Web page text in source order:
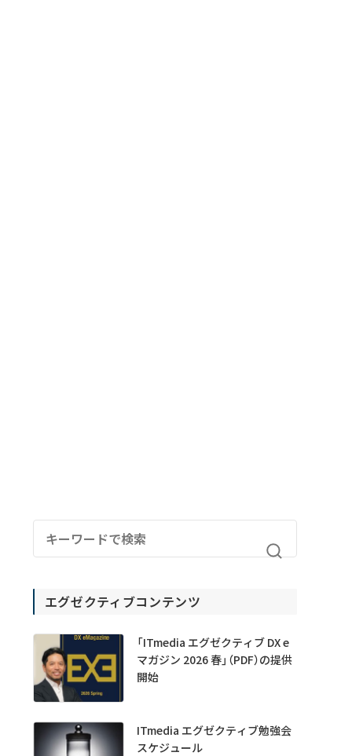
エグゼクティブコンテンツ
「ITmedia エグゼクティブ DX e
マガジン 2026 春」（PDF）の提供
開始
ITmedia エグゼクティブ勉強会
スケジュール